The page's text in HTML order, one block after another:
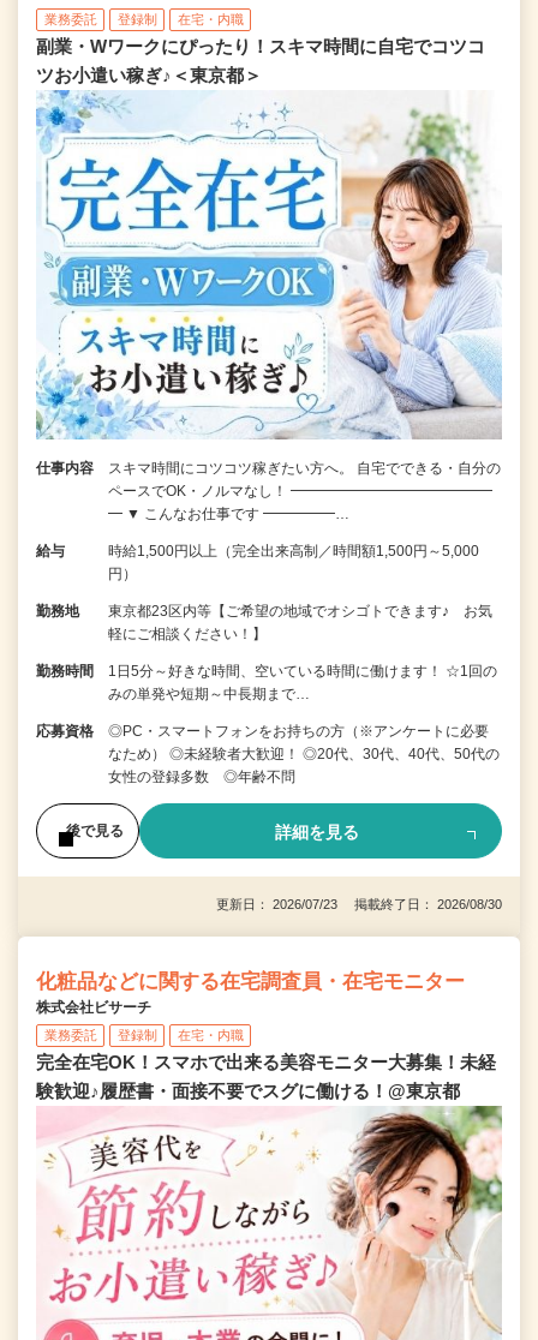
業務委託 登録制 在宅・内職
副業・Wワークにぴったり！スキマ時間に自宅でコツコ
ツお小遣い稼ぎ♪＜東京都＞
仕事内容
スキマ時間にコツコツ稼ぎたい方へ。 自宅でできる・自分の
ペースでOK・ノルマなし！ ━━━━━━━━━━━━━━
━ ▼ こんなお仕事です ━━━━━…
給与
時給1,500円以上（完全出来高制／時間額1,500円～5,000
円）
勤務地
東京都23区内等【ご希望の地域でオシゴトできます♪ お気
軽にご相談ください！】
勤務時間
1日5分～好きな時間、空いている時間に働けます！ ☆1回の
みの単発や短期～中長期まで…
応募資格
◎PC・スマートフォンをお持ちの方（※アンケートに必要
なため） ◎未経験者大歓迎！ ◎20代、30代、40代、50代の
女性の登録多数 ◎年齢不問
後で見る 詳細を見る
更新日： 2026/07/23 掲載終了日： 2026/08/30
化粧品などに関する在宅調査員・在宅モニター
株式会社ビサーチ
業務委託 登録制 在宅・内職
完全在宅OK！スマホで出来る美容モニター大募集！未経
験歓迎♪履歴書・面接不要でスグに働ける！@東京都